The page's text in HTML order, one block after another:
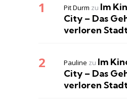
Pit Durm zu Im
City – Das
verloren
Pauline zu Im
City – Das
verloren